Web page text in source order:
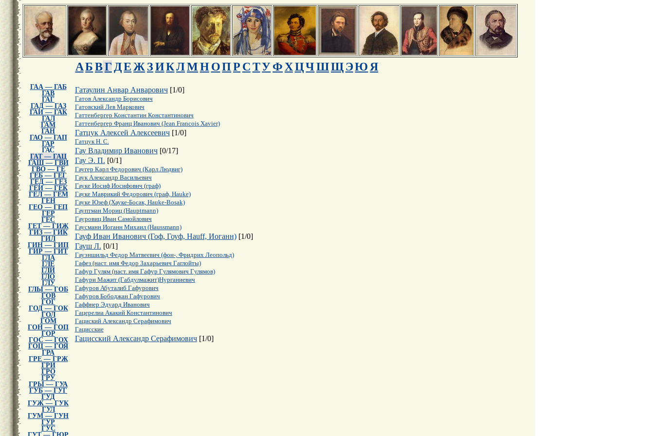
АБВГ ДЕ Ж ЗИКЛМН ОПР СТУФ ХЦЧШЩЭЮ Я
ГАА — ГАБ
ГАВ
ГАГ
ГАД — ГАЗ
ГАИ — ГАК
ГАЛ
ГАМ
ГАН
ГАО — ГАП
ГАР
ГАС
ГАТ — ГАЦ
ГАШ — ГВИ
ГВО — ГЕ
ГЕБ — ГЕГ
ГЕД — ГЕЗ
ГЕИ — ГЕК
ГЕЛ — ГЕМ
ГЕН
ГЕО — ГЕП
ГЕР
ГЕС
ГЕТ — ГИЖ
ГИЗ — ГИК
ГИЛ
ГИН — ГИП
ГИР — ГИТ
ГЛА
ГЛЕ
ГЛИ
ГЛО
ГЛУ
ГЛЫ — ГОБ
ГОВ
ГОГ
ГОД — ГОК
ГОЛ
ГОМ
ГОН — ГОП
ГОР
ГОС — ГОХ
ГОЦ — ГОЯ
ГРА
ГРЕ — ГРЖ
ГРИ
ГРО
ГРУ
ГРЫ — ГУА
ГУБ — ГУГ
ГУД
ГУЖ — ГУК
ГУЛ
ГУМ — ГУН
ГУР
ГУС
Гатаулин Анвар Анварович[1/0]
Гатов Александр Борисович
Гатовский Лев Маркович
Гаттенбергер Константин Константинович
Гаттенбергер Франц Иванович (Jean Francois Xavier)
Гатцук Алексей Алексеевич[1/0]
Гатцук Н. С.
Гау Владимир Иванович[0/17]
Гау Э. П. [0/1]
Гаугер Карл Федорович (Карл Людвиг)
Гаук Александр Васильевич
Гауке Иосиф Иосифович (граф)
Гауке Маврикий Федорович (граф, Hauke)
Гауке Юзеф (Хауке-Босак, Hauke-Bosak)
Гауптман Мориц (Hauptmann)
Гауровиц Иван Самойлович
Гаусманн Иоганн Михаил (Haussmann)
Гауф Иван Иванович (Гоф, Гоуф, Hauff, Иоганн)[1/0]
Гауш Л. [0/1]
Гауэншильд Федор Матвеевич (фон-, Фридрих Леопольд)
Гафез (наст. имя Федор Захарьевич Гаглойты)
Гафур Гулям (наст. имя Гафур Гулямович Гулямов)
Гафури Мажит (Габдулмажит)Нурганиевич
Гафуров Абуталиб Гафурович
Гафуров Бободжан Гафурович
Гаффнер Эдуард Иванович
Гацерелиа Акакий Константинович
Гациский Александр Серафимович
Гацисские
Гацисский Александр Серафимович[1/0]